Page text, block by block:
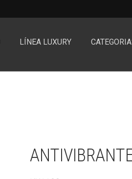
LÍNEA LUXURY